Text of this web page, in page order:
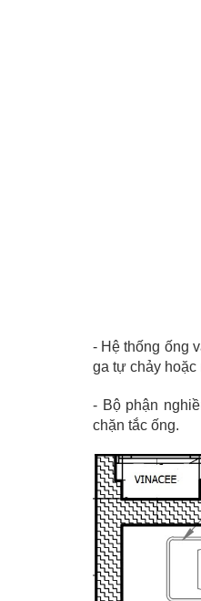
- Hệ thống ống
ga tự chảy hoặc
- Bộ phận
chặn tắc ống.